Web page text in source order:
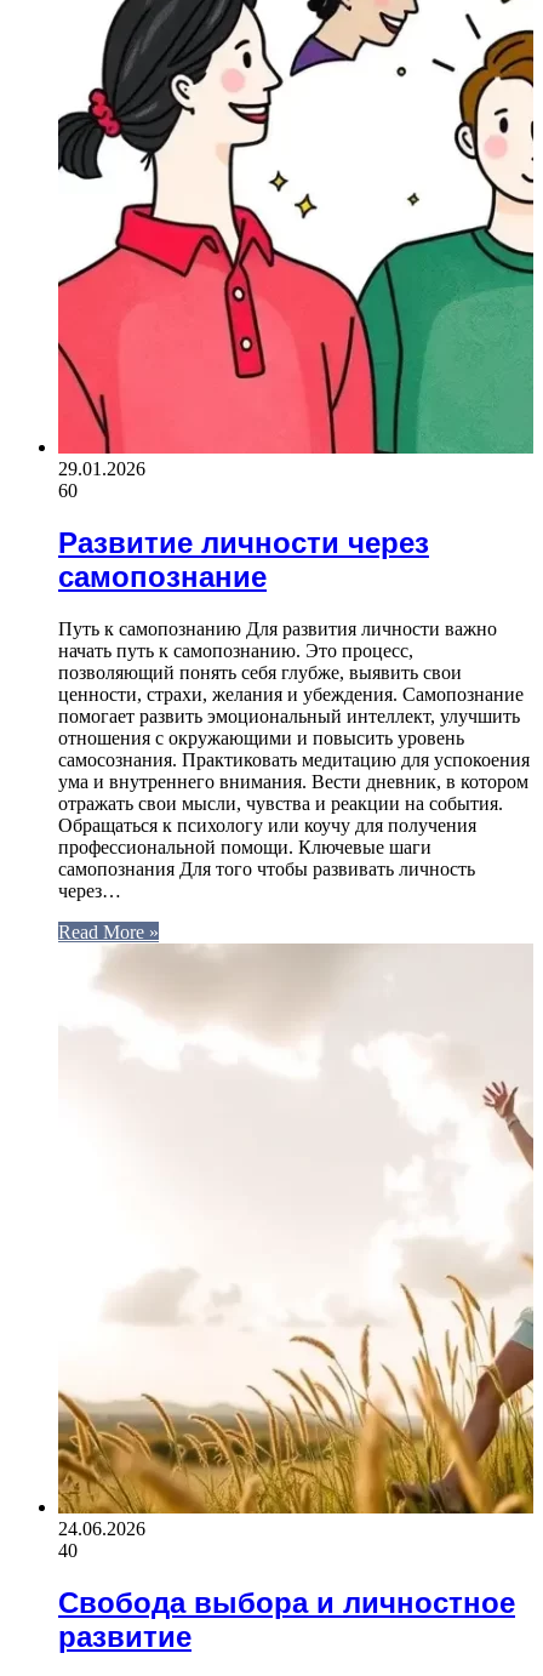
29.01.2026
60
Развитие личности через
самопознание
Путь к самопознанию Для развития личности важно
начать путь к самопознанию. Это процесс,
позволяющий понять себя глубже, выявить свои
ценности, страхи, желания и убеждения. Самопознание
помогает развить эмоциональный интеллект, улучшить
отношения с окружающими и повысить уровень
самосознания. Практиковать медитацию для успокоения
ума и внутреннего внимания. Вести дневник, в котором
отражать свои мысли, чувства и реакции на события.
Обращаться к психологу или коучу для получения
профессиональной помощи. Ключевые шаги
самопознания Для того чтобы развивать личность
через…
Read More »
24.06.2026
40
Свобода выбора и личностное
развитие